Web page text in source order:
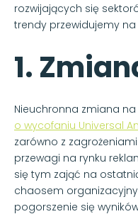
rozwijających się
trendy przewidujemy
1.
Nieuchronna zmiana
o wycofaniu Universal
zarówno z
przewagi na rynku
się tym zająć na
chaosem
pogorszenie się